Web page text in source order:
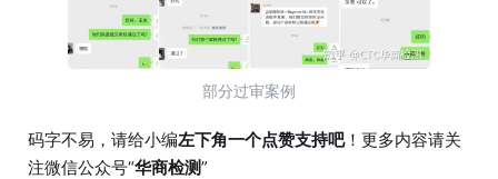
部分过审案例
码字不易，请给小编左下角一个点赞支持吧！更多内容请关
注微信公众号“华商检测”